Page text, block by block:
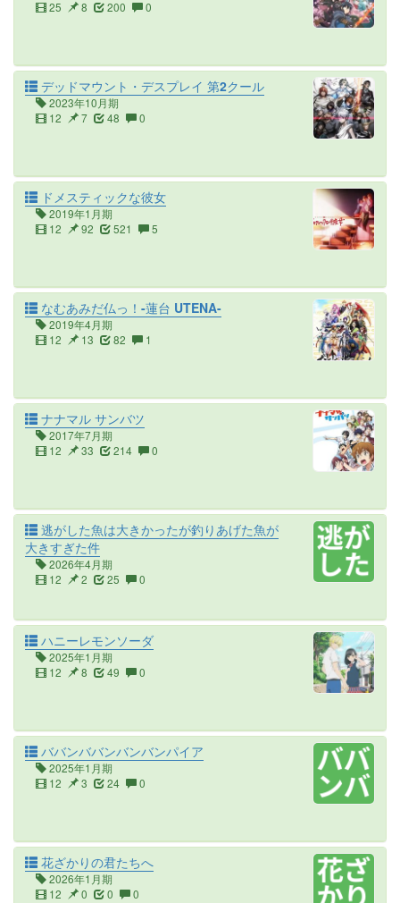
25
8 200 0
デッドマウント・デスプレイ 第2クール
2023年10月期
12
7 48 0
ドメスティックな彼女
2019年1月期
12
92 521 5
なむあみだ仏っ！-蓮台 UTENA-
2019年4月期
12
13 82 1
ナナマル サンバツ
2017年7月期
12
33 214 0
逃がした魚は大きかったが釣りあげた魚が
大きすぎた件
2026年4月期
12
2 25 0
ハニーレモンソーダ
2025年1月期
12
8 49 0
ババンババンバンバンパイア
2025年1月期
12
3 24 0
花ざかりの君たちへ
2026年1月期
12
0 0 0